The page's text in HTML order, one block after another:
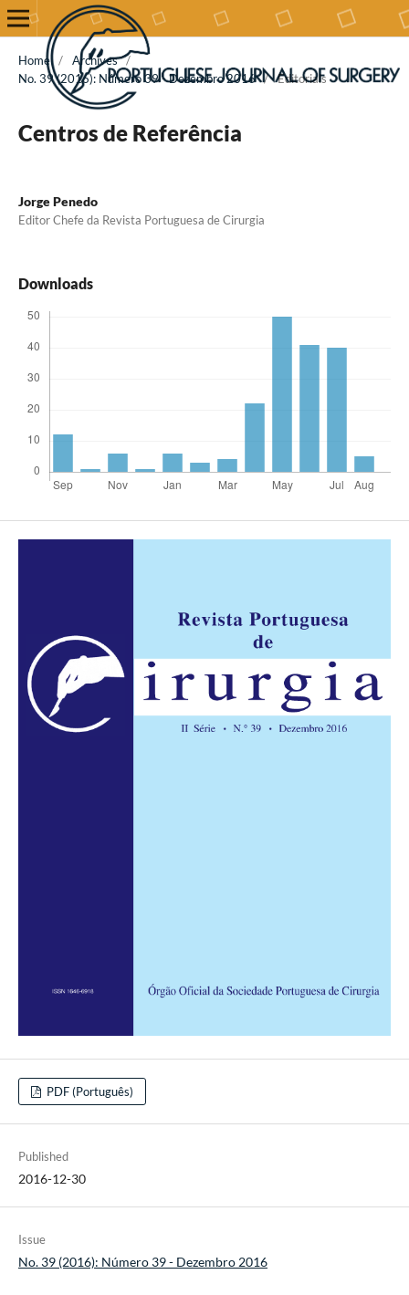
Home / Archives /
No. 39 (2016): Número 39 - Dezembro 2016
/ Editorials
Centros de Referência
Jorge Penedo
Editor Chefe da Revista Portuguesa de Cirurgia
Downloads
PDF (Português)
Published
2016-12-30
Issue
No. 39 (2016): Número 39 - Dezembro 2016